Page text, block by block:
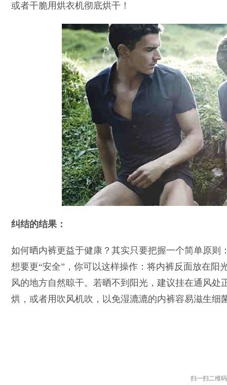
或者干脆用烘衣机彻底烘干！
纠结的结果：
如何晒内裤更益于健康？其实只要把握一个简单原
想要更“安全”，你可以这样操作：将内裤反面放在
风的地方自然晾干。若晒不到阳光，建议挂在通风
烘，或者用吹风机吹，以免湿漉漉的内裤容易滋生细
扫一扫二维